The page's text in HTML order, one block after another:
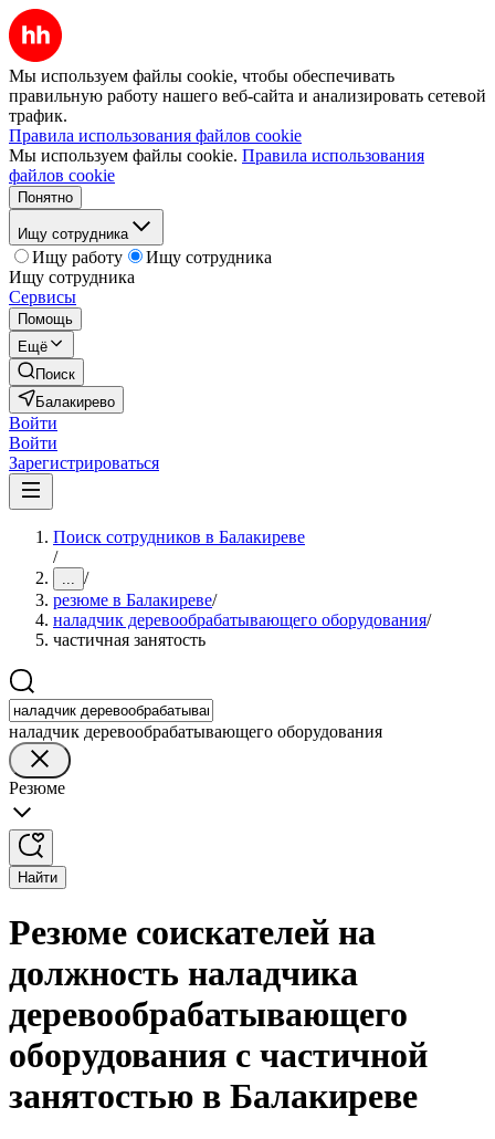
Мы используем файлы cookie, чтобы обеспечивать
правильную работу нашего веб-сайта и анализировать сетевой
трафик.
Правила использования файлов cookie
Мы используем файлы cookie. Правила использования
файлов cookie
Понятно
Ищу сотрудника
Ищу работу
Ищу сотрудника
Ищу сотрудника
Сервисы
Помощь
Ещё
Поиск
Балакирево
Войти
Войти
Зарегистрироваться
Поиск сотрудников в Балакиреве
/
... /
резюме в Балакиреве/
наладчик деревообрабатывающего оборудования/
частичная занятость
наладчик деревообрабатывающего оборудования
Резюме
Найти
Резюме соискателей на
должность наладчика
деревообрабатывающего
оборудования с частичной
занятостью в Балакиреве